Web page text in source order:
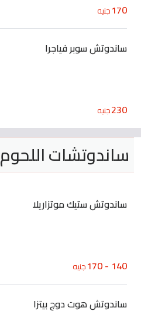
170جنيه
ساندوتش سوبر فياجرا
230جنيه
ساندوتشات اللحوم
ساندوتش ستيك موتزاريلا
140 - 170 جنيه
ساندوتش هوت دوج بيتزا